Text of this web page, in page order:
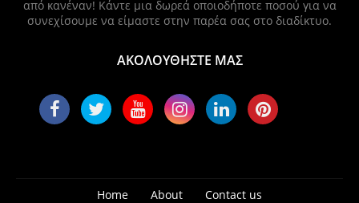
από κανέναν! Κάντε μια δωρεά οποιοδήποτε ποσού για να
συνεχίσουμε να είμαστε στην παρέα σας στο διαδίκτυο.
ΑΚΟΛΟΥΘΗΣΤΕ ΜΑΣ
Home About Contact us